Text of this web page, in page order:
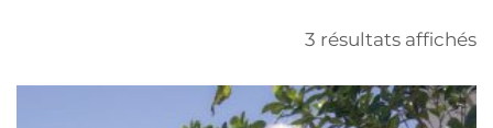
3 résultats affichés